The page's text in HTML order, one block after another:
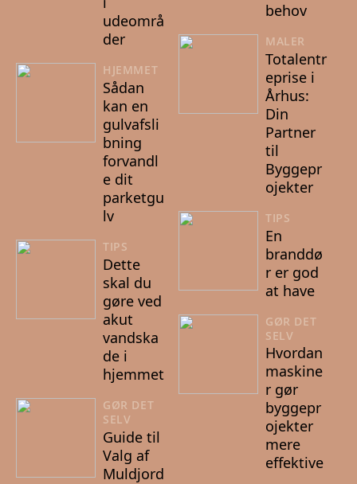
udeområ
der
HJEMMET
Sådan
kan en
gulvafsli
bning
forvandl
e dit
parketgu
lv
TIPS
Dette
skal du
gøre ved
akut
vandska
de i
hjemmet
GØR DET
SELV
Guide til
Valg af
Muldjord
behov
MALER
Totalentr
eprise i
Århus:
Din
Partner
til
Byggepr
ojekter
TIPS
En
branddø
r er god
at have
GØR DET
SELV
Hvordan
maskine
r gør
byggepr
ojekter
mere
effektive